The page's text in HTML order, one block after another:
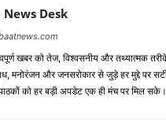
Desk
खबर को तेज, विश्वसनीय और तथ्यात्मक
मनोरंजन और जनसरोकार से जुड़े हर मुद्दे पर
पाठकों को हर बड़ी अपडेट एक ही मंच पर मिल सके।